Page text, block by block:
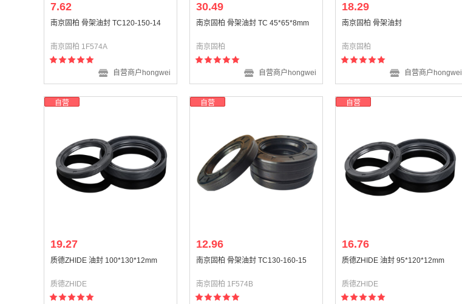
7.62
南京固柏 骨架油封 TC120-150-14
南京固柏 1F574A
自营商户hongwei
30.49
南京固柏 骨架油封 TC 45*65*8mm
南京固柏
自营商户hongwei
18.29
南京固柏 骨架油封
南京固柏
自营商户hongwei
19.27
质德ZHIDE 油封 100*130*12mm
质德ZHIDE
自营
12.96
南京固柏 骨架油封 TC130-160-15
南京固柏 1F574B
自营
16.76
质德ZHIDE 油封 95*120*12mm
质德ZHIDE
自营